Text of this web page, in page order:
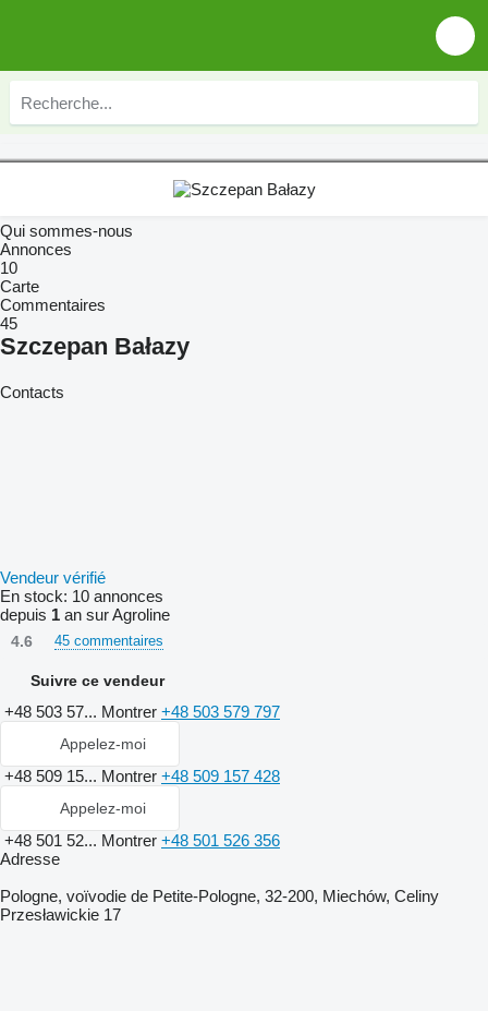
Qui sommes-nous
Annonces
10
Carte
Commentaires
45
Szczepan Bałazy
Contacts
Vendeur vérifié
En stock: 10 annonces
depuis 1 an sur Agroline
4.6 45 commentaires
Suivre ce vendeur
+48 503 57... Montrer +48 503 579 797
Appelez-moi
+48 509 15... Montrer +48 509 157 428
Appelez-moi
+48 501 52... Montrer +48 501 526 356
Adresse
Pologne, voïvodie de Petite-Pologne, 32-200, Miechów, Celiny
Przesławickie 17